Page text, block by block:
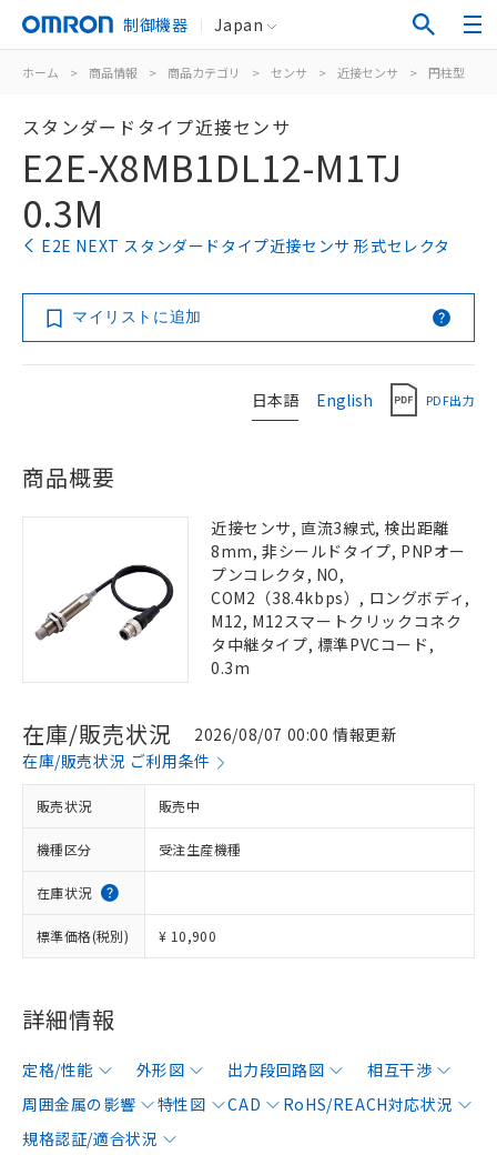
制御機器 Japan
ホーム > 商品情報 > 商品カテゴリ > センサ > 近接センサ > 円柱型
スタンダードタイプ近接センサ
E2E-X8MB1DL12-M1TJ
0.3M
E2E NEXT スタンダードタイプ近接センサ 形式セレクタ
マイリストに追加
日本語 English PDF出力
商品概要
近接センサ, 直流3線式, 検出距離
8mm, 非シールドタイプ, PNPオー
プンコレクタ, NO,
COM2（38.4kbps）, ロングボディ,
M12, M12スマートクリックコネク
タ中継タイプ, 標準PVCコード,
0.3m
在庫/販売状況
2026/08/07 00:00 情報更新
在庫/販売状況 ご利用条件
販売状況 販売中
機種区分 受注生産機種
在庫状況
標準価格(税別) ¥ 10,900
詳細情報
定格/性能 外形図 出力段回路図
相互干渉
周囲金属の影響
特性図 CAD
RoHS/REACH対応状況
規格認証/適合状況